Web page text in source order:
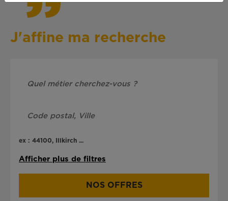
J'affine ma recherche
ex : 44100, Illkirch ...
Afficher plus de filtres
NOS OFFRES